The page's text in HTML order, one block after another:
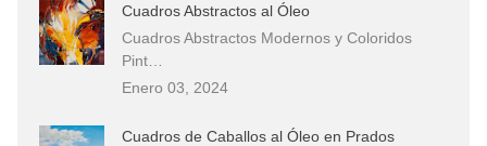
Que significan los cuadros de negras africanas?
El mundo del arte en pintura surrealista
Cuadros Abstractos al Óleo
Cuadros Abstractos Modernos y Coloridos
Pint…
Enero 03, 2024
Cuadros de Caballos al Óleo en Prados